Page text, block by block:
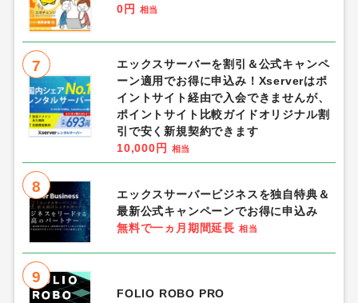
0円
相当
7
エックスサーバーを割引＆公式キャンペ
ーン適用でお得に申込み！Xserverはポ
イントサイト経由で入会できませんが、
ポイントサイト比較ガイドオリジナル割
引で安く新規契約できます
10,000円
相当
8
エックスサーバービジネスを独自特典＆
最新公式キャンペーンでお得に申込み
無料で一ヵ月期間延長 相当
9
FOLIO ROBO PRO